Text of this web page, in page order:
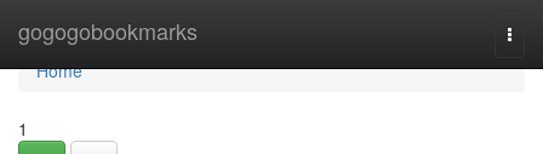
gogogobookmarks
Home
Home
1